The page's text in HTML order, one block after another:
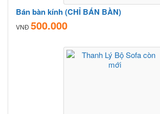
Bán bàn kính (CHỈ BÁN BÀN)
VNĐ 500.000